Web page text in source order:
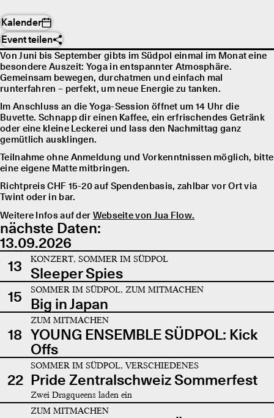
Kalender
Event teilen
Von Juni bis September gibts im Südpol einmal im Monat eine
besondere Auszeit: Yoga in entspannter Atmosphäre.
Gemeinsam bewegen, durchatmen und einfach mal
runterfahren – perfekt, um neue Energie zu tanken.
Im Anschluss an die Yoga-Session öffnet um 14 Uhr die
Buvette. Schnapp dir einen Kaffee, ein erfrischendes Getränk
oder eine kleine Leckerei und lass den Nachmittag ganz
gemütlich ausklingen.
Teilnahme ohne Anmeldung und Vorkenntnissen möglich, bitte
eine eigene Matte mitbringen.
Richtpreis CHF 15-20 auf Spendenbasis, zahlbar vor Ort via
Twint oder in bar.
Weitere Infos auf der Webseite von Jua Flow.
nächste Daten:
13.09.2026
13
KONZERT, SOMMER IM SÜDPOL
Sleeper Spies
15
SOMMER IM SÜDPOL, ZUM MITMACHEN
Big in Japan
18
ZUM MITMACHEN
YOUNG ENSEMBLE SÜDPOL: Kick
Offs
22
SOMMER IM SÜDPOL, VERSCHIEDENES
Pride Zentralschweiz Sommerfest
Zwei Dragqueens laden ein
ZUM MITMACHEN